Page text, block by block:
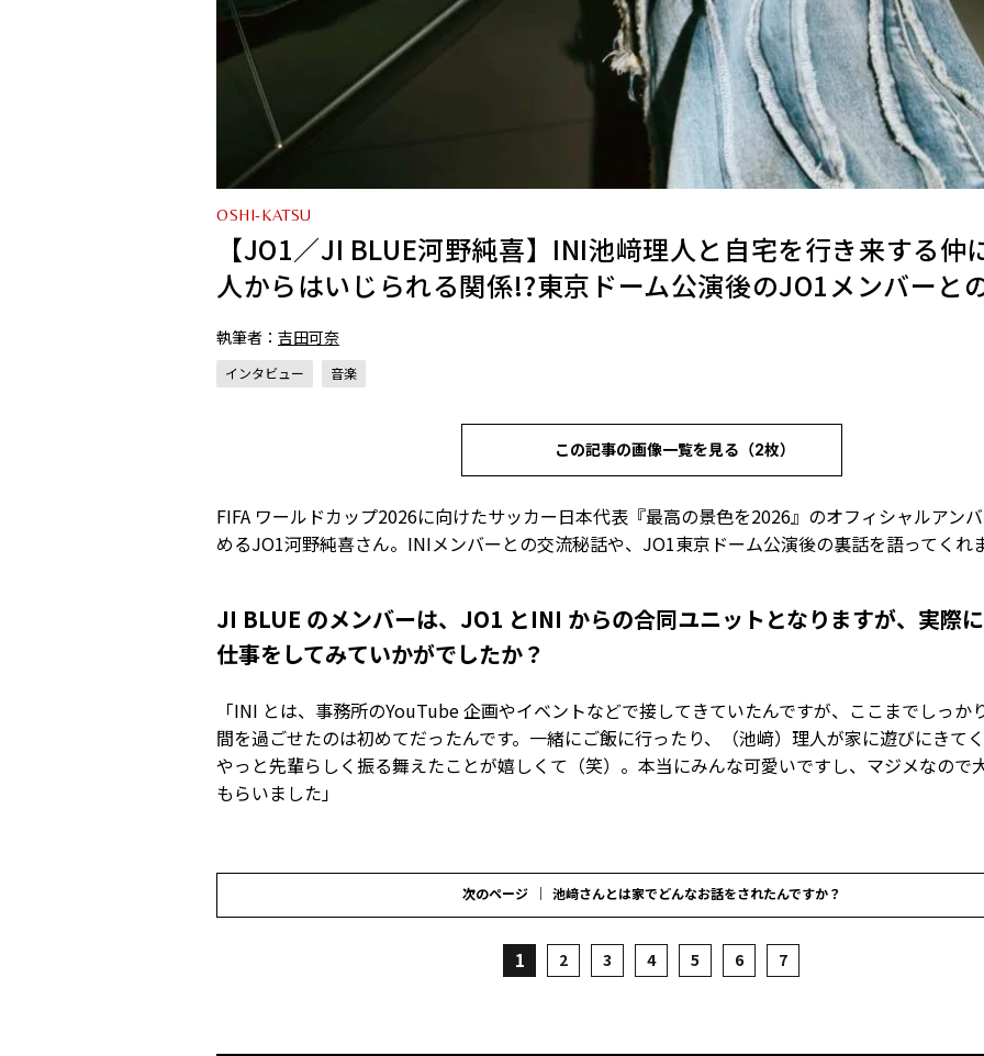
OSHI-KATSU
【JO1／JI BLUE河野純喜】INI池﨑理人と自宅を行き来する仲
人からはいじられる関係!?東京ドーム公演後のJO1メンバーと
執筆者： 吉田可奈
インタビュー 音楽
この記事の画像一覧を見る（2枚）
FIFA ワールドカップ2026に向けたサッカー日本代表『最高の景色を2026』のオフィシャルアン
めるJO1河野純喜さん。INIメンバーとの交流秘話や、JO1東京ドーム公演後の裏話を語ってくれ
――JI BLUE のメンバーは、JO1 とINI からの合同ユニットとなりますが、実際
仕事をしてみていかがでしたか？
「INI とは、事務所のYouTube 企画やイベントなどで接してきていたんですが、ここまでしっか
間を過ごせたのは初めてだったんです。一緒にご飯に行ったり、（池﨑）理人が家に遊びにきてく
やっと先輩らしく振る舞えたことが嬉しくて（笑）。本当にみんな可愛いですし、マジメなので
もらいました」
次のページ ――池﨑さんとは家でどんなお話をされたんですか？
1 2 3 4 5 6 7